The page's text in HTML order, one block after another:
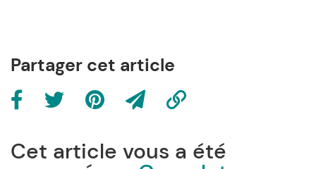
Partager cet article
Cet article vous a été